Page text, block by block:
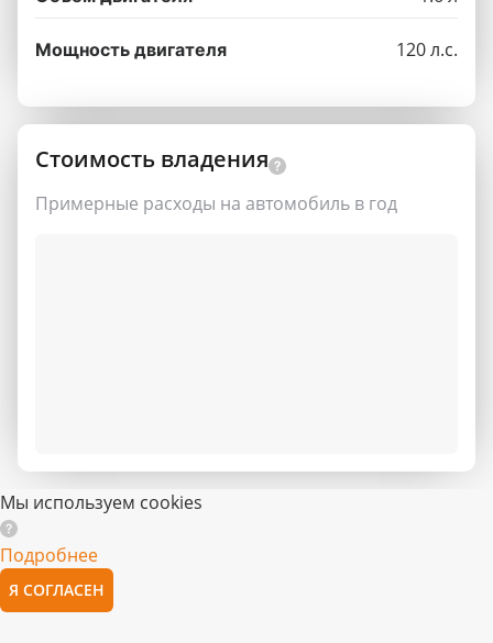
Мощность двигателя 120 л.с.
Стоимость владения
Примерные расходы на автомобиль в год
Мы используем cookies
Подробнее
Я СОГЛАСЕН